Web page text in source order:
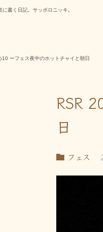
書く日記。サッポロニッキ。
ーフェス夜中のホットチャイと朝日
RSR
日
フェス